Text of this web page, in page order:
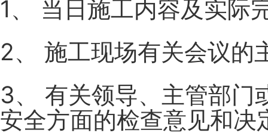
1、 当日施工内容及实际
2、 施工现场有关会议的
3、 有关领导、主管部门
安全方面的检查意见和决